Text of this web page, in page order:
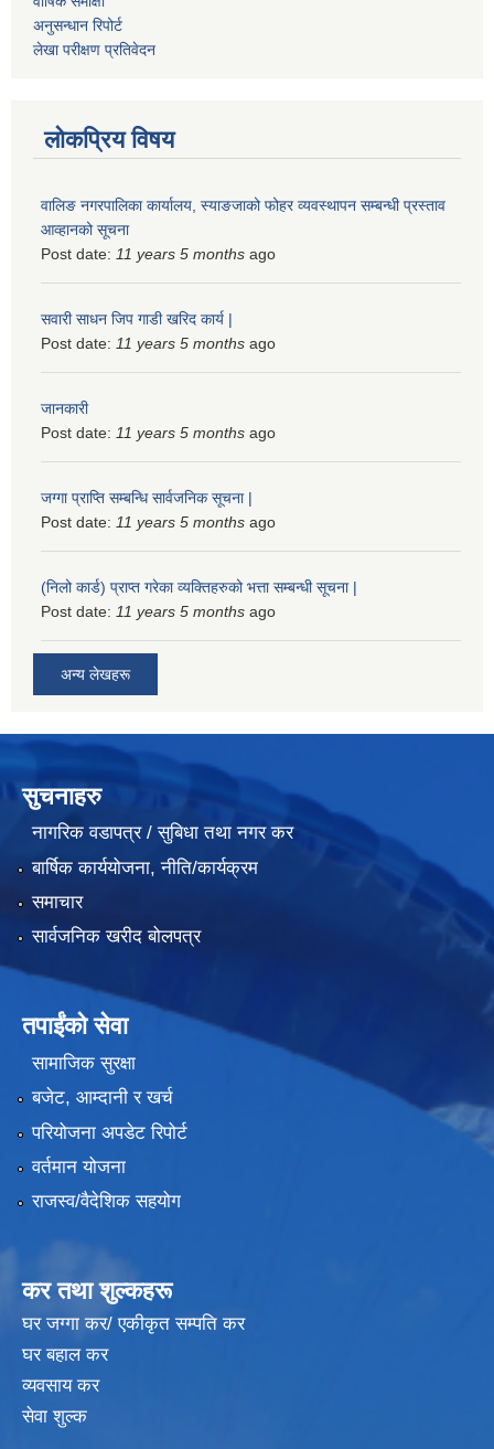
अनुसन्धान रिपोर्ट
लेखा परीक्षण प्रतिवेदन
लोकप्रिय विषय
वालिङ नगरपालिका कार्यालय, स्याङजाको फोहर व्यवस्थापन सम्बन्धी प्रस्ताव
आव्हानको सूचना
Post date: 11 years 5 months ago
सवारी साधन जिप गाडी खरिद कार्य |
Post date: 11 years 5 months ago
जानकारी
Post date: 11 years 5 months ago
जग्गा प्राप्ति सम्बन्धि सार्वजनिक सूचना |
Post date: 11 years 5 months ago
(निलो कार्ड) प्राप्त गरेका व्यक्तिहरुको भत्ता सम्बन्धी सूचना |
Post date: 11 years 5 months ago
अन्य लेखहरू
सुचनाहरु
नागरिक वडापत्र / सुबिधा तथा नगर कर
बार्षिक कार्ययोजना, नीति/कार्यक्रम
समाचार
सार्वजनिक खरीद बोलपत्र
तपाईंको सेवा
सामाजिक सुरक्षा
बजेट, आम्दानी र खर्च
परियोजना अपडेट रिपोर्ट
वर्तमान योजना
राजस्व/वैदेशिक सहयोग
कर तथा शुल्कहरू
घर जग्गा कर/ एकीकृत सम्पति कर
घर बहाल कर
व्यवसाय कर
सेवा शुल्क